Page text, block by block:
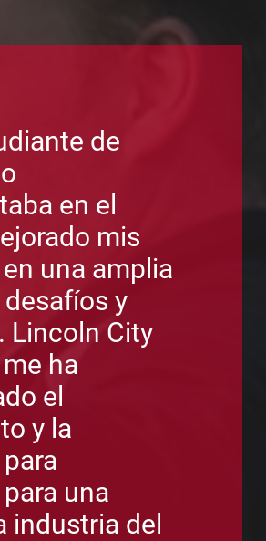
de
en el
mis
una amplia
y
Lincoln City
ha
el
y la
una
industria del